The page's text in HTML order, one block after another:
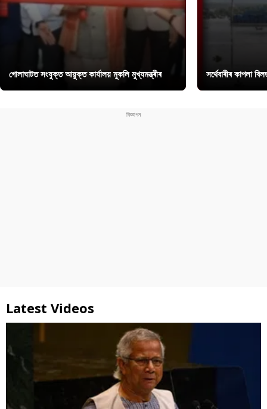
গোলাঘাটত সংযুক্ত আয়ুক্ত কাৰ্যালয় মুকলি মুখ্যমন্ত্ৰীৰ সৰ্থেবাৰীৰ কাপলা
Latest Videos